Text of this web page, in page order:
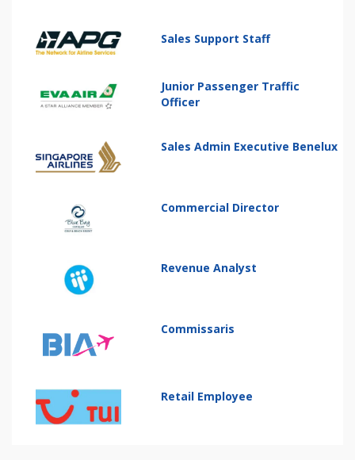
Sales Support Staff
Junior Passenger Traffic
Officer
Sales Admin Executive Benelux
Commercial Director
Revenue Analyst
Commissaris
Retail Employee